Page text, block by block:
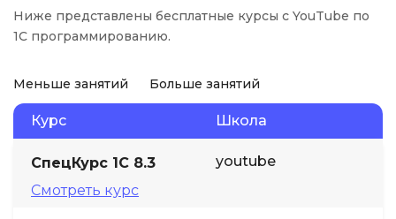
Ниже представлены бесплатные курсы с YouTube по
1C программированию.
Меньше занятий Больше занятий
Курс Школа
СпецКурс 1С 8.3
Смотреть курс
youtube